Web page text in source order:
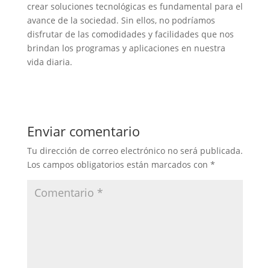
crear soluciones tecnológicas es fundamental para el
avance de la sociedad. Sin ellos, no podríamos
disfrutar de las comodidades y facilidades que nos
brindan los programas y aplicaciones en nuestra
vida diaria.
Enviar comentario
Tu dirección de correo electrónico no será publicada.
Los campos obligatorios están marcados con *